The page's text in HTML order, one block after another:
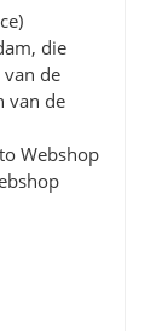
die
de
van de
Webshop